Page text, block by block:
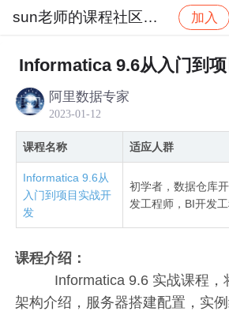
sun老师的课程社区_NO_1 加入
社区 sun老师的课程社区_NO_1
Informatica 9.6从入门到
阿里数据专家
2023-01-12
课程名称 适应人群
Informatica 9.6从
入门到项目实战开
发
初学者，数据仓库
发工程师，BI开发
课程介绍：
Informatica 9.6 实战课程，
架构介绍，服务器搭建配置，实